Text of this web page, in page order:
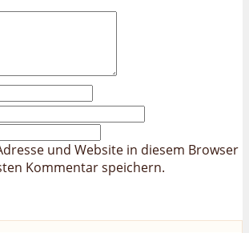
und Website in diesem Browser
Kommentar speichern.